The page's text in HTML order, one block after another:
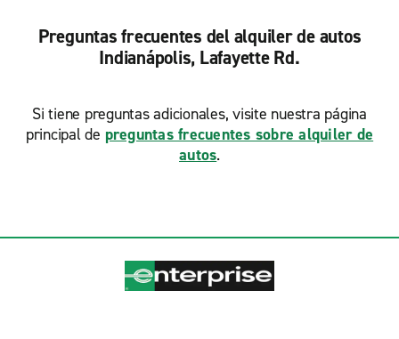
Preguntas frecuentes del alquiler de autos
Indianápolis, Lafayette Rd.
Si tiene preguntas adicionales, visite nuestra página
principal de preguntas frecuentes sobre alquiler de
autos.